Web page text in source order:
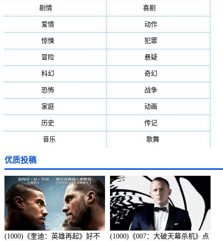
剧情 喜剧
爱情(887) 动作
惊悚(648) 犯罪
冒险(377) 悬疑
科幻 奇幻
恐怖(236) 战争
家庭(195) 动画
历史 传记
音乐 歌舞(81)
优质投稿
(1000)《奎迪：英雄再起》好不
(1000)《007：大破天幕杀机》点